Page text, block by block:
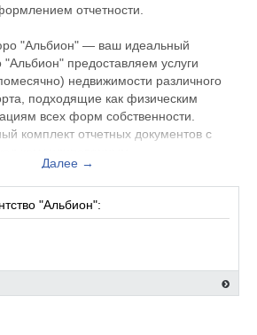
отчетности.
"Альбион" — ваш идеальный
предоставляем услуги
недвижимости различного
подходящие как физическим
всех форм собственности.
комплект отчетных документов с
"Альбион" осуществляет продажу
недвижимости, помогая
жильё для покупки, будь то
доли или полная покупка квартиры.
Далее →
"Альбион":